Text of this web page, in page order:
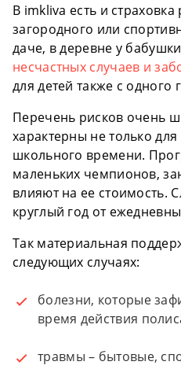
В imkliva есть и страховка
загородного или
даче, в деревне у
несчастных случаев и
для детей также с одного
Перечень рисков очень
характерны не только
школьного времени.
маленьких чемпионов,
влияют на ее стоимость.
круглый год от
Так материальная
следующих случаях:
болезни, которые
время действия
травмы – бытовые,